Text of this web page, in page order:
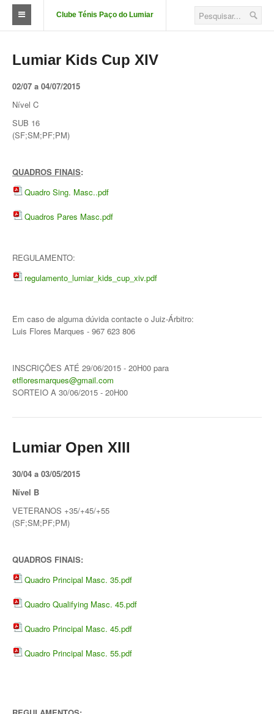
Clube Ténis Paço do Lumiar
FAÇA-SE SÓCIO
Quotizações
Aluguer de Campos
Court Passe
Estatutos
Corpos Sociais
Descontos e Parcerias
Fotos das Instalações
Boas Práticas, Bons Jogos
Links Úteis
965486199 - incluindoMarcação de Courts
Enviar E-mail através de Formulário
Escola
Torneios
Torneios Sociais
Torneios Oficiais
Torneios Escada
Notícias
Notícias do Clube
Lumiar Kids Cup XIV
02/07 a 04/07/2015
Nível C
SUB 16
(SF;SM;PF;PM)
QUADROS FINAIS:
Quadro Sing. Masc..pdf
Quadros Pares Masc.pdf
REGULAMENTO:
regulamento_lumiar_kids_cup_xiv.pdf
Em caso de alguma dúvida contacte o Juiz-Árbitro:
Luis Flores Marques - 967 623 806
INSCRIÇÕES ATÉ 29/06/2015 - 20H00 para
etfloresmarques@gmail.com
SORTEIO A 30/06/2015 - 20H00
Lumiar Open XIII
30/04 a 03/05/2015
Nível B
VETERANOS +35/+45/+55
(SF;SM;PF;PM)
QUADROS FINAIS:
Quadro Principal Masc. 35.pdf
Quadro Qualifying Masc. 45.pdf
Quadro Principal Masc. 45.pdf
Quadro Principal Masc. 55.pdf